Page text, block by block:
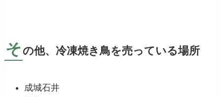
そ の他、冷凍焼き鳥を売っている場所
成城石井